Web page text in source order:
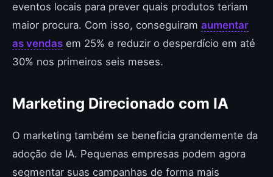
eventos locais para prever quais produtos teriam
maior procura. Com isso, conseguiram aumentar
as vendas em 25% e reduzir o desperdício em até
30% nos primeiros seis meses.
Marketing Direcionado com IA
O marketing também se beneficia grandemente da
adoção de IA. Pequenas empresas podem agora
segmentar suas campanhas de forma mais